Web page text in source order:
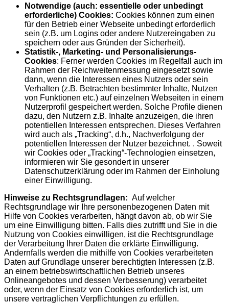
Notwendige (auch: essentielle oder unbedingt
erforderliche) Cookies: Cookies können zum einen
für den Betrieb einer Webseite unbedingt erforderlich
sein (z.B. um Logins oder andere Nutzereingaben zu
speichern oder aus Gründen der Sicherheit).
Statistik-, Marketing- und Personalisierungs-
Cookies: Ferner werden Cookies im Regelfall auch im
Rahmen der Reichweitenmessung eingesetzt sowie
dann, wenn die Interessen eines Nutzers oder sein
Verhalten (z.B. Betrachten bestimmter Inhalte, Nutzen
von Funktionen etc.) auf einzelnen Webseiten in einem
Nutzerprofil gespeichert werden. Solche Profile dienen
dazu, den Nutzern z.B. Inhalte anzuzeigen, die ihren
potentiellen Interessen entsprechen. Dieses Verfahren
wird auch als „Tracking“, d.h., Nachverfolgung der
potentiellen Interessen der Nutzer bezeichnet. . Soweit
wir Cookies oder „Tracking“-Technologien einsetzen,
informieren wir Sie gesondert in unserer
Datenschutzerklärung oder im Rahmen der Einholung
einer Einwilligung.
Hinweise zu Rechtsgrundlagen: Auf welcher
Rechtsgrundlage wir Ihre personenbezogenen Daten mit
Hilfe von Cookies verarbeiten, hängt davon ab, ob wir Sie
um eine Einwilligung bitten. Falls dies zutrifft und Sie in die
Nutzung von Cookies einwilligen, ist die Rechtsgrundlage
der Verarbeitung Ihrer Daten die erklärte Einwilligung.
Andernfalls werden die mithilfe von Cookies verarbeiteten
Daten auf Grundlage unserer berechtigten Interessen (z.B.
an einem betriebswirtschaftlichen Betrieb unseres
Onlineangebotes und dessen Verbesserung) verarbeitet
oder, wenn der Einsatz von Cookies erforderlich ist, um
unsere vertraglichen Verpflichtungen zu erfüllen.